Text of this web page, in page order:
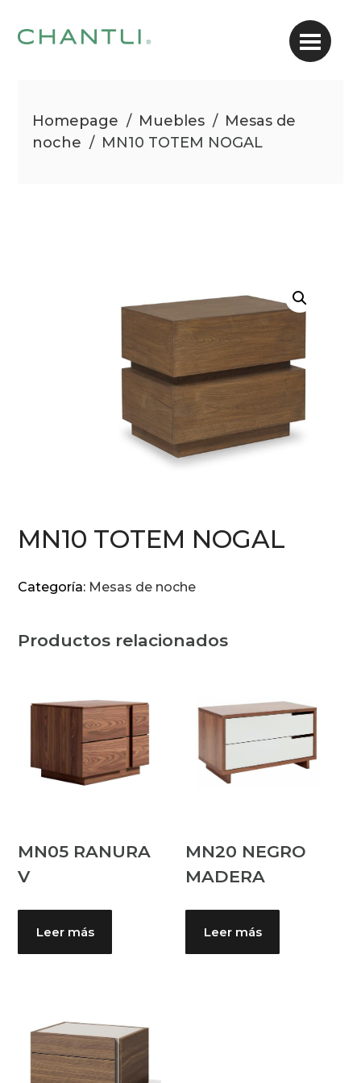
Homepage / Muebles / Mesas de
noche / MN10 TOTEM NOGAL
MN10 TOTEM NOGAL
Categoría: Mesas de noche
Productos relacionados
MN05 RANURA
V
Leer más
MN20 NEGRO
MADERA
Leer más